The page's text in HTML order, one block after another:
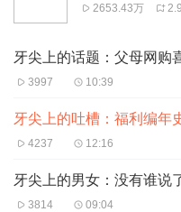
2653.43万
牙尖上的话题：父母网购
3997 10:39
牙尖上的吐槽：福利编年
4237 12:16
牙尖上的男女：没有谁说
3814 09:04